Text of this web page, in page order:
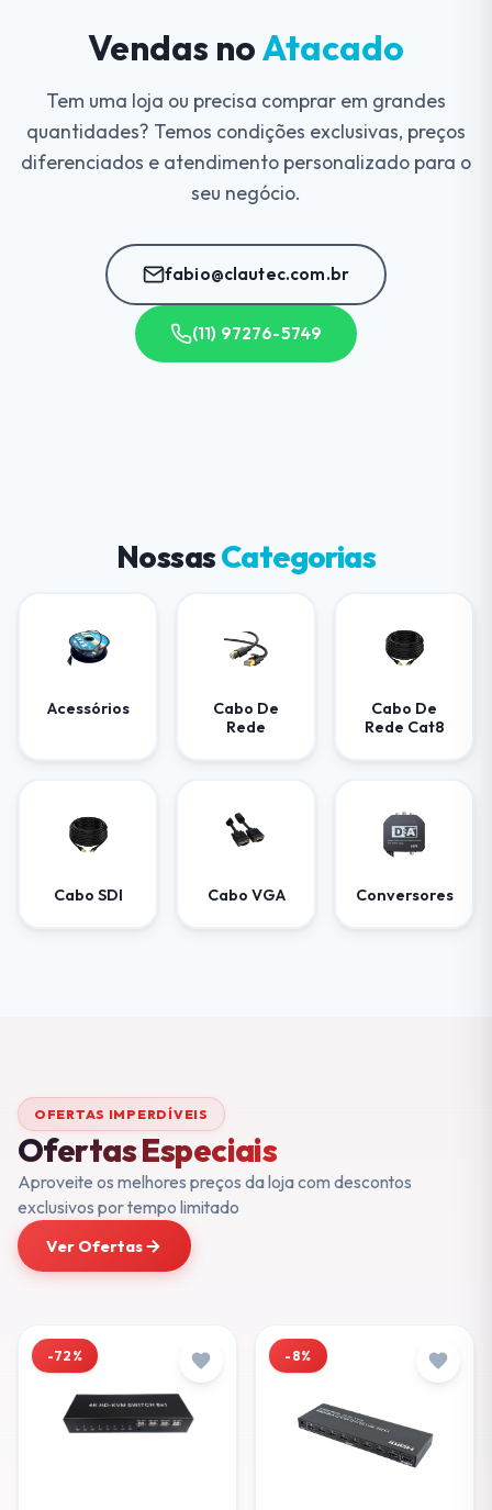
Vendas noAtacado
Tem uma loja ou precisa comprar em grandes
quantidades? Temos condições exclusivas, preços
diferenciados e atendimento personalizado para o
seu negócio.
fabio@clautec.com.br
(11) 97276-5749
NossasCategorias
Acessórios
Cabo De
Rede
Cabo De
Rede Cat8
Cabo SDI Cabo VGA Conversores
OFERTAS IMPERDÍVEIS
Ofertas Especiais
Aproveite os melhores preços da loja com descontos
exclusivos por tempo limitado
Ver Ofertas
-72% -8%